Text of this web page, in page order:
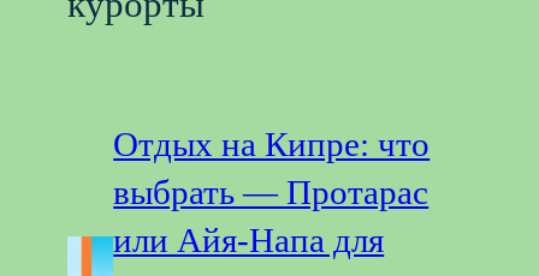
Отдых на Кипре: что
выбрать — Протарас
или Айя-Напа для